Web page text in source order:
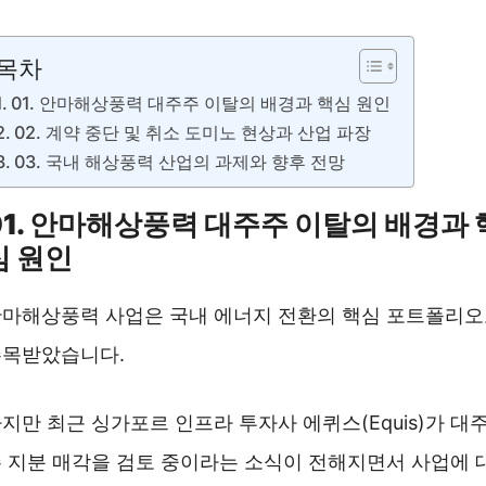
차
01. 안마해상풍력 대주주 이탈의 배경과 핵심 원인
02. 계약 중단 및 취소 도미노 현상과 산업 파장
03. 국내 해상풍력 산업의 과제와 향후 전망
안마해상풍력 대주주 이탈의 배경과
원인
해상풍력 사업은 국내 에너지 전환의 핵심 포트폴리오
받았습니다.
만 최근 싱가포르 인프라 투자사 에퀴스(Equis)가 대
지분 매각을 검토 중이라는 소식이 전해지면서 사업에